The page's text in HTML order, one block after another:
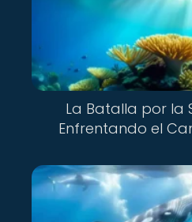
La Batalla por la
Enfrentando el